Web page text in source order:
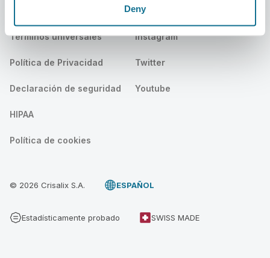
Deny
Términos universales
Política de Privacidad
Declaración de seguridad
HIPAA
Política de cookies
Instagram
Twitter
Youtube
© 2026 Crisalix S.A. ESPAÑOL
Estadísticamente probado SWISS MADE